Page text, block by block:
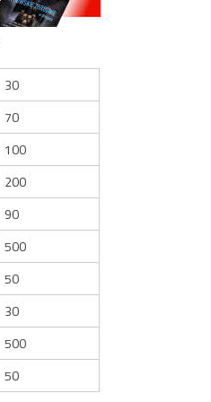
30
70
100
200
90
500
50
30
500
50